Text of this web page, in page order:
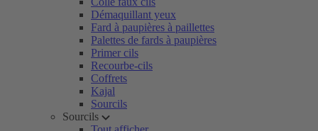
Démaquillant yeux
Fard à paupières à paillettes
Palettes de fards à paupières
Primer cils
Recourbe-cils
Coffrets
Kajal
Sourcils
Sourcils